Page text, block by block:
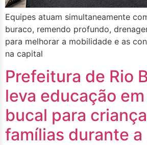
Equipes atuam simultaneamente
buraco, remendo profundo,
para melhorar a mobilidade e as
na capital
Prefeitura de Rio
leva educação
bucal para
famílias durante a